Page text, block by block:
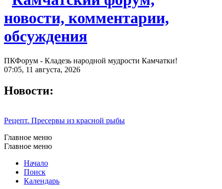
ПКФорум - Кладезь народной мудрости Камчатки!
07:05, 11 августа, 2026
Новости:
Рецепт. Пресервы из красной рыбы
Главное меню
Главное меню
Начало
Поиск
Календарь